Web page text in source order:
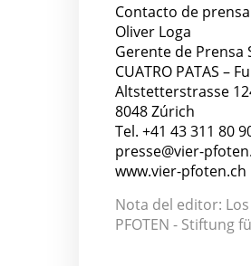
Contacto de
Oliver Loga
Gerente de Prensa
CUATRO PATAS –
Altstetterstrasse
8048 Zúrich
Tel. +41 43 311 80
presse@vier-
www.vier-pfoten.ch
Nota del editor:
PFOTEN - Stiftung